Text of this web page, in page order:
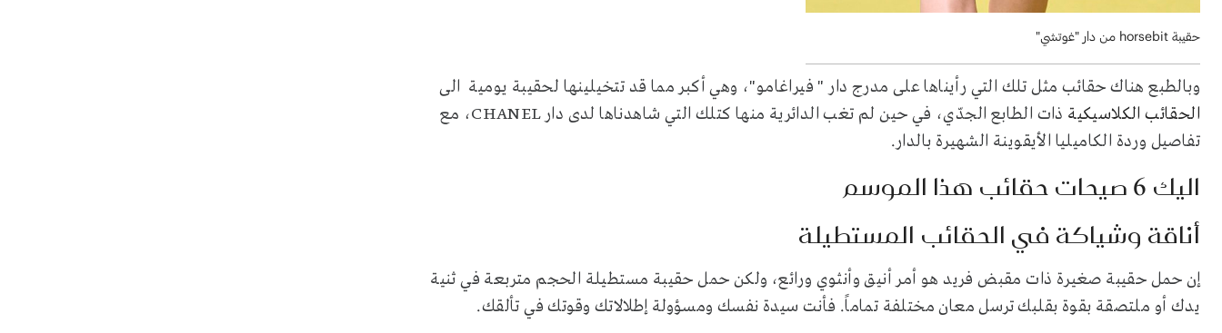
حقيبة horsebit من دار "غوتشي"
وبالطبع هناك حقائب مثل تلك التي رأيناها على مدرج دار " فيراغامو"، وهي أكبر مما قد تتخيلينها لحقيبة يومية الى
الحقائب الكلاسيكية ذات الطابع الجدّي، في حين لم تغب الدائرية منها كتلك التي شاهدناها لدى دارCHANEL، مع
تفاصيل وردة الكاميليا الأيقوينة الشهيرة بالدار.
اليك6صيحات حقائب هذا الموسم
أناقة وشياكة في الحقائب المستطيلة
إن حمل حقيبة صغيرة ذات مقبض فريد هو أمر أنيق وأنثوي ورائع، ولكن حمل حقيبة مستطيلة الحجم متربعة في ثنية
يدك أو ملتصقة بقوة بقلبك ترسل معان مختلفة تماماً. فأنت سيدة نفسك ومسؤولة إطلالاتك وقوتك في تألقك.